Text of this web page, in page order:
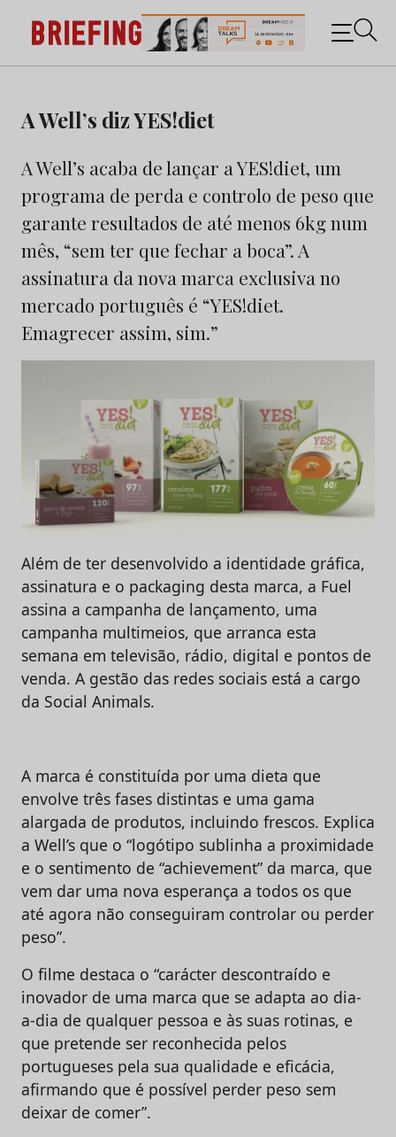
content
Briefing: Todas as notícias sobre os negócios do
Marketing e da Publicidade
A Well’s diz YES!diet
A Well’s acaba de lançar a YES!diet, um
programa de perda e controlo de peso que
garante resultados de até menos 6kg num
mês, “sem ter que fechar a boca”. A
assinatura da nova marca exclusiva no
mercado português é “YES!diet.
Emagrecer assim, sim.”
Além de ter desenvolvido a identidade gráfica,
assinatura e o packaging desta marca, a Fuel
assina a campanha de lançamento, uma
campanha multimeios, que arranca esta
semana em televisão, rádio, digital e pontos de
venda. A gestão das redes sociais está a cargo
da Social Animals.
A marca é constituída por uma dieta que
envolve três fases distintas e uma gama
alargada de produtos, incluindo frescos. Explica
a Well’s que o “logótipo sublinha a proximidade
e o sentimento de “achievement” da marca, que
vem dar uma nova esperança a todos os que
até agora não conseguiram controlar ou perder
peso”.
O filme destaca o “carácter descontraído e
inovador de uma marca que se adapta ao dia-
a-dia de qualquer pessoa e às suas rotinas, e
que pretende ser reconhecida pelos
portugueses pela sua qualidade e eficácia,
afirmando que é possível perder peso sem
deixar de comer”.